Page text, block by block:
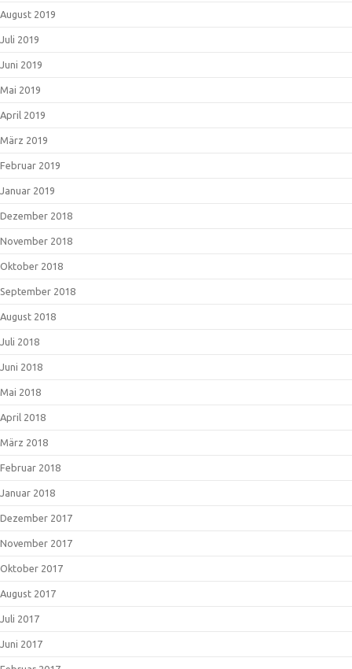
August 2019
Juli 2019
Juni 2019
Mai 2019
April 2019
März 2019
Februar 2019
Januar 2019
Dezember 2018
November 2018
Oktober 2018
September 2018
August 2018
Juli 2018
Juni 2018
Mai 2018
April 2018
März 2018
Februar 2018
Januar 2018
Dezember 2017
November 2017
Oktober 2017
August 2017
Juli 2017
Juni 2017